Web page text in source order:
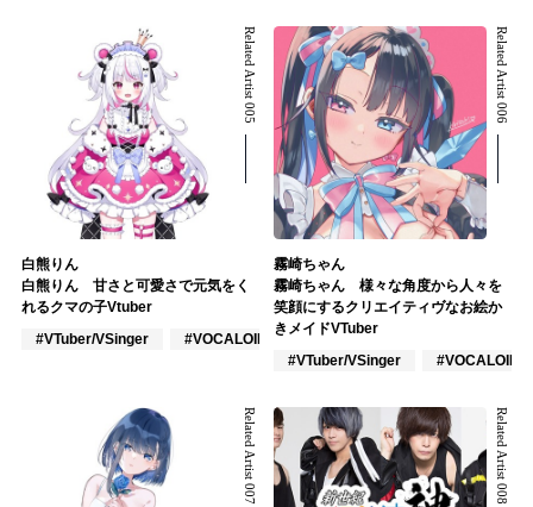
Related Artist 005
白熊りん
白熊りん 甘さと可愛さで元気をく
れるクマの子Vtuber
#VTuber/VSinger
#VOCALOID #アニメ/ゲーム
Related Artist 006
霧崎ちゃん
霧崎ちゃん 様々な角度から人々を
笑顔にするクリエイティヴなお絵か
きメイドVTuber
#VTuber/VSinger
#VOCALOID
Related Artist 007 Related Artist 008